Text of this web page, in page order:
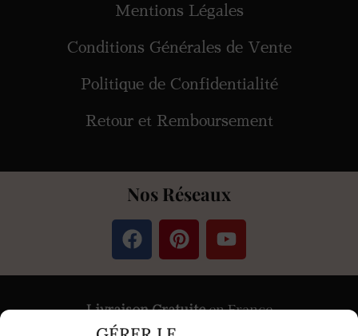
Mentions Légales
Conditions Générales de Vente
Politique de Confidentialité
Retour et Remboursement
Nos Réseaux
Livraison Gratuiteen France